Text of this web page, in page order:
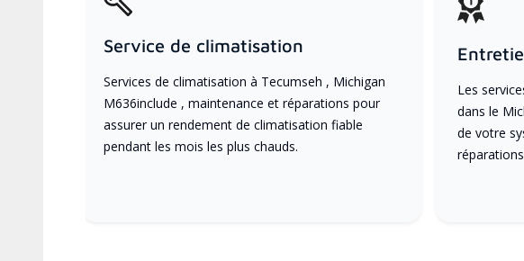
Service de climatisation
Services de climatisation à Tecumseh , Michigan
M636include , maintenance et réparations pour
assurer un rendement de climatisation fiable
pendant les mois les plus chauds.
Les
dans le
de votre